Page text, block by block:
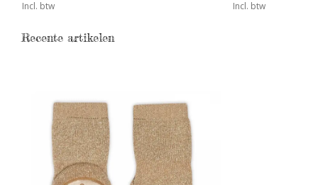
Incl. btw Incl. btw
Recente artikelen